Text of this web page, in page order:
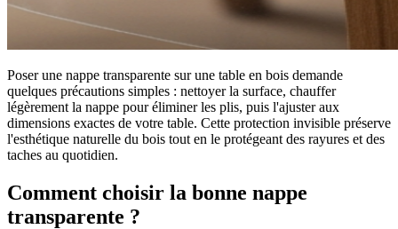
Poser une nappe transparente sur une table en bois demande
quelques précautions simples : nettoyer la surface, chauffer
légèrement la nappe pour éliminer les plis, puis l'ajuster aux
dimensions exactes de votre table. Cette protection invisible préserve
l'esthétique naturelle du bois tout en le protégeant des rayures et des
taches au quotidien.
Comment choisir la bonne nappe
transparente ?